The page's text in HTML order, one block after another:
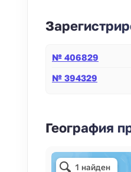
№ 406829
№ 394329
География